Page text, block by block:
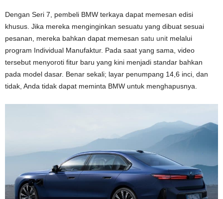
Dengan Seri 7, pembeli BMW terkaya dapat memesan edisi
khusus. Jika mereka menginginkan sesuatu yang dibuat sesuai
pesanan, mereka bahkan dapat memesan satu unit melalui
program Individual Manufaktur. Pada saat yang sama, video
tersebut menyoroti fitur baru yang kini menjadi standar bahkan
pada model dasar. Benar sekali; layar penumpang 14,6 inci, dan
tidak, Anda tidak dapat meminta BMW untuk menghapusnya.